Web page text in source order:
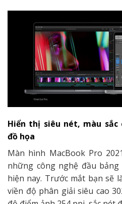
Hiển thị siêu nét, màu sắc
đồ họa
Màn hình MacBook Pro
những công nghệ đầu
hiện nay. Trước mắt bạn sẽ
viền độ phân giải siêu cao